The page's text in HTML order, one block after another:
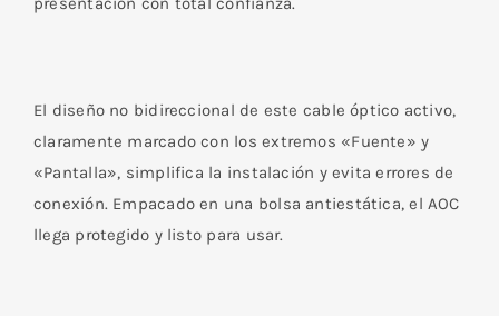
El diseño no bidireccional de este cable óptico activo,
claramente marcado con los extremos «Fuente» y
«Pantalla», simplifica la instalación y evita errores de
conexión. Empacado en una bolsa antiestática, el AOC
llega protegido y listo para usar.